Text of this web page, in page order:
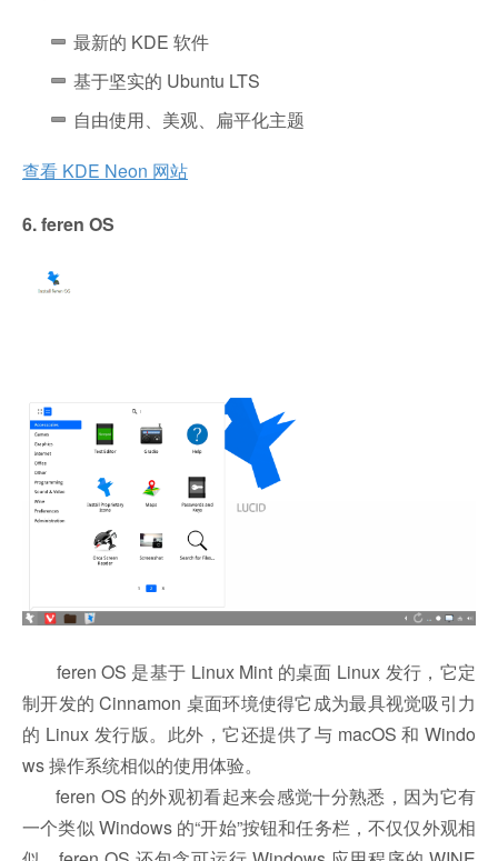
最新的 KDE 软件
基于坚实的 Ubuntu LTS
自由使用、美观、扁平化主题
查看 KDE Neon 网站
6. feren OS
feren OS 是基于 Linux Mint 的桌面 Linux 发行，它定
制开发的 Cinnamon 桌面环境使得它成为最具视觉吸引力
的 Linux 发行版。此外，它还提供了与 macOS 和 Windo
ws 操作系统相似的使用体验。
feren OS 的外观初看起来会感觉十分熟悉，因为它有
一个类似 Windows 的“开始”按钮和任务栏，不仅仅外观相